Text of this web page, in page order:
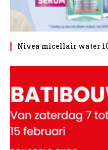
Nivea micellair water